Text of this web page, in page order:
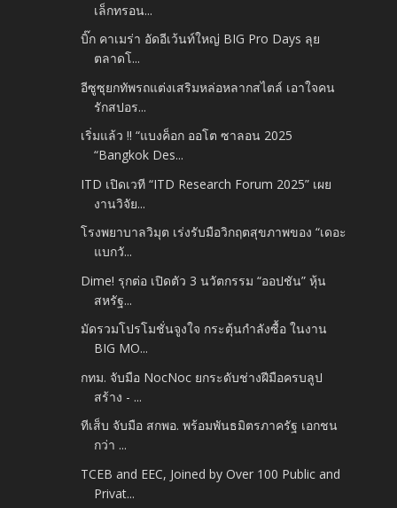
เล็กทรอน...
บิ๊ก คาเมร่า อัดอีเว้นท์ใหญ่ BIG Pro Days ลุย
ตลาดโ...
อีซูซุยกทัพรถแต่งเสริมหล่อหลากสไตล์ เอาใจคน
รักสปอร...
เริ่มแล้ว !! “แบงค็อก ออโต ซาลอน 2025
“Bangkok Des...
ITD เปิดเวที “ITD Research Forum 2025” เผย
งานวิจัย...
โรงพยาบาลวิมุต เร่งรับมือวิกฤตสุขภาพของ “เดอะ
แบกวั...
Dime! รุกต่อ เปิดตัว 3 นวัตกรรม “ออปชัน” หุ้น
สหรัฐ...
มัดรวมโปรโมชั่นจูงใจ กระตุ้นกำลังซื้อ ในงาน
BIG MO...
กทม. จับมือ NocNoc ยกระดับช่างฝีมือครบลูป
สร้าง - ...
ทีเส็บ จับมือ สกพอ. พร้อมพันธมิตรภาครัฐ เอกชน
กว่า ...
TCEB and EEC, Joined by Over 100 Public and
Privat...